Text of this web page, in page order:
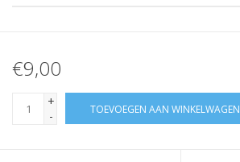
€9,00
+
-
TOEVOEGEN AAN WINKELWAGEN